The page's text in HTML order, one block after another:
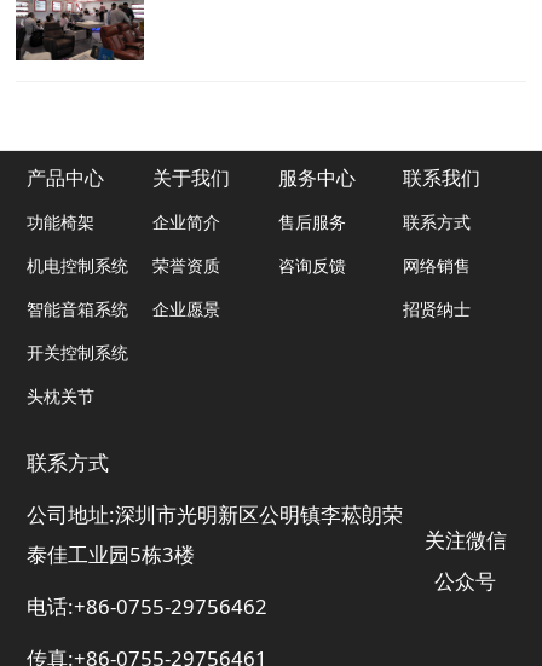
产品中心
功能椅架
机电控制系统
智能音箱系统
开关控制系统
头枕关节
关于我们
企业简介
荣誉资质
企业愿景
服务中心
售后服务
咨询反馈
联系我们
联系方式
网络销售
招贤纳士
联系方式
公司地址:深圳市光明新区公明镇李菘朗荣
泰佳工业园5栋3楼
电话:+86-0755-29756462
传真:+86-0755-29756461
关注微信
公众号